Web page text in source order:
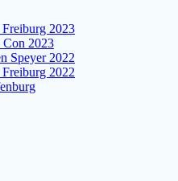
2023
Con 2023
Speyer 2022
2022